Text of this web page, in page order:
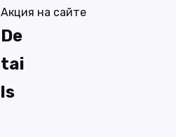
Акция на сайте
De
tai
ls